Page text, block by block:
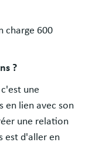
charge 600
?
une
en lien avec son
une relation
est d'aller en